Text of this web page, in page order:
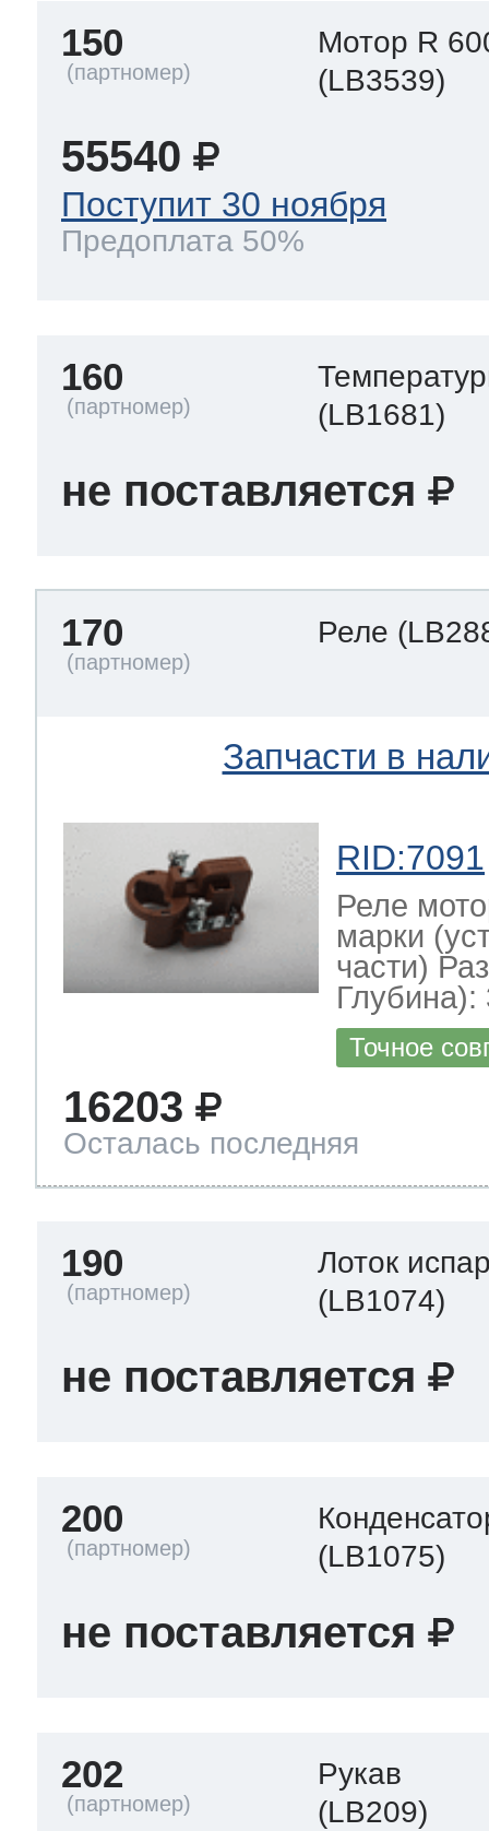
150
Мотор R
(LB3539)
55540
Поступит 30 ноября
Предоплата 50%
160
(LB1681)
не поставляется
170 Реле
Запчасти в
RID:7091
Реле
марки
части)
Глубина):
Точное
16203
Осталась последняя
190
Лоток
(LB1074)
не поставляется
200
(LB1075)
не поставляется
202
Рукав
(LB209)